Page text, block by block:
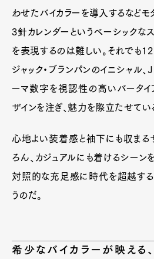
わせたバイカラーを導入するなどモ
3針カレンダーというベーシックな
を表現するのは難しい。それでも
ジャック・ブランパンのイニシャル、
ーマ数字を視認性の高いバータイ
ザインを注ぎ、魅力を際立たせてい
心地よい装着感と袖下にも収まる
ろん、カジュアルにも着けるシーン
対照的な充足感に時代を超越す
うのだ。
希少なバイカラーが映える